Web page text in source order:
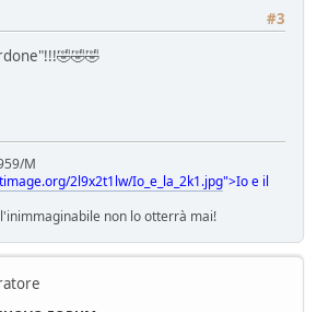
#3
M
2l9x2t1lw/Io_e_la_2k1.jpg">Io e il
non lo otterrà mai!